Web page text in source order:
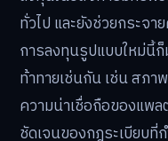
ทั่วไป และยังช่วยกระจา
การลงทุนรูปแบบใหม่นี้
ท้าทายเช่นกัน เช่น สภ
ความน่าเชื่อถือของแพ
ชัดเจนของกฎระเบียบที่